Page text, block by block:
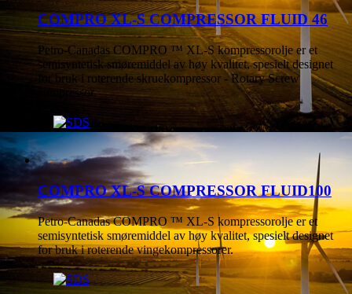
COMPRO XL-S COMPRESSOR FLUID 46
Petro-Canadas COMPRO ™ XL-S kompressorolje er et
semisyntetisk smøremiddel av høy kvalitet, spesielt designet
for bruk i roterende skruekompressor - Rotary Screw
compressor.
COMPRO XL-S COMPRESSOR FLUID100
Petro-Canadas COMPRO ™ XL-S kompressorolje er et
semisyntetisk smøremiddel av høy kvalitet, spesielt designet
for bruk i roterende vingekompressorer.